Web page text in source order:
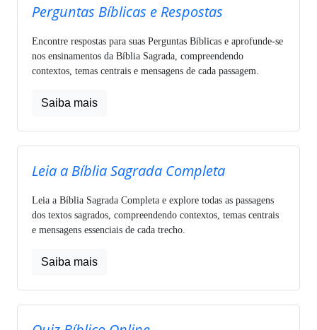
Perguntas Bíblicas e Respostas
Encontre respostas para suas Perguntas Bíblicas e aprofunde-se
nos ensinamentos da Bíblia Sagrada, compreendendo
contextos, temas centrais e mensagens de cada passagem.
Saiba mais
Leia a Bíblia Sagrada Completa
Leia a Bíblia Sagrada Completa e explore todas as passagens
dos textos sagrados, compreendendo contextos, temas centrais
e mensagens essenciais de cada trecho.
Saiba mais